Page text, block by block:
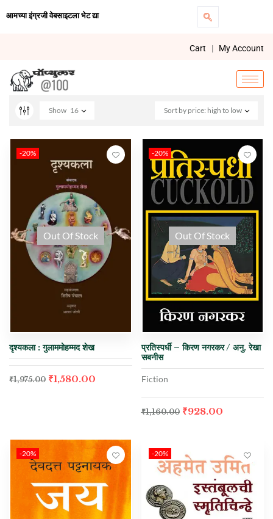
आमच्या इंग्रजी वेबसाइटला भेट द्या
Cart | My Account
Sort by price: high to low
Show 16
-20%
Out Of Stock
दृश्यकला : गुलाममोहम्मद शेख
₹1,975.00 ₹1,580.00
-20%
Out Of Stock
प्रतिस्पर्धी – किरण नगरकर / अनु. रेखा
सबनीस
Fiction
₹1,160.00 ₹928.00
-20% -20%